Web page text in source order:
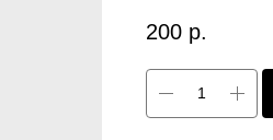
200 р.